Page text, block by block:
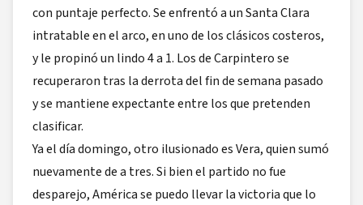
con puntaje perfecto. Se enfrentó a un Santa Clara
intratable en el arco, en uno de los clásicos costeros,
y le propinó un lindo 4 a 1. Los de Carpintero se
recuperaron tras la derrota del fin de semana pasado
y se mantiene expectante entre los que pretenden
clasificar.
Ya el día domingo, otro ilusionado es Vera, quien sumó
nuevamente de a tres. Si bien el partido no fue
desparejo, América se puedo llevar la victoria que lo